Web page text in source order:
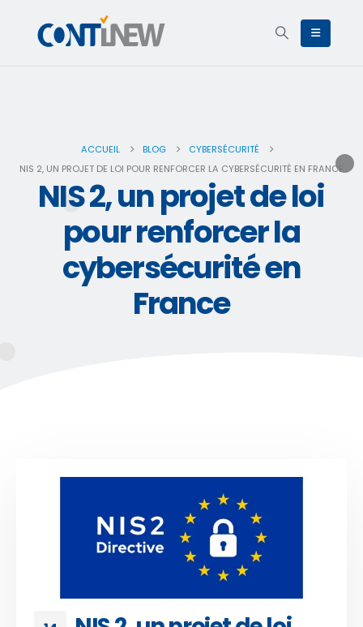
ACCUEIL BLOG
CYBERSÉCURITÉ
NIS 2, UN PROJET DE LOI POUR RENFORCER LA CYBERSÉCURITÉ EN FRANCE
NIS 2, un projet de loi
pour renforcer la
cybersécurité en
France